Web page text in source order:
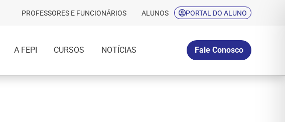
PROFESSORES E FUNCIONÁRIOS ALUNOS PORTAL DO ALUNO
A FEPI CURSOS NOTÍCIAS Fale Conosco